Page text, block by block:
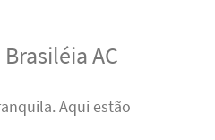
AC
Aqui estão